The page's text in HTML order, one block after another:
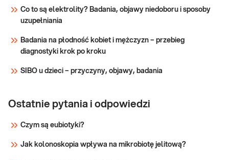
Co to są elektrolity? Badania, objawy niedoboru i sposoby
uzupełniania
Badania na płodność kobiet i mężczyzn – przebieg
diagnostyki krok po kroku
SIBO u dzieci – przyczyny, objawy, badania
Ostatnie pytania i odpowiedzi
Czym są eubiotyki?
Jak kolonoskopia wpływa na mikrobiotę jelitową?